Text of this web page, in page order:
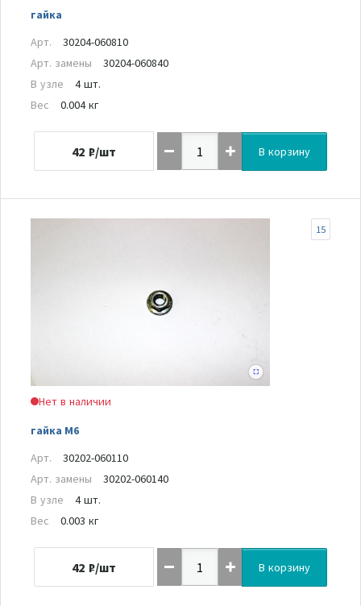
гайка
Арт.
30204-060810
Арт. замены
30204-060840
В узле
4 шт.
Вес
0.004 кг
42 ₽/шт В корзину
Нет в наличии
гайка М6
15
Арт.
30202-060110
Арт. замены
30202-060140
В узле
4 шт.
Вес
0.003 кг
42 ₽/шт В корзину